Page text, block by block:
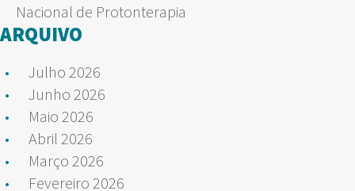
Nacional de Protonterapia
ARQUIVO
Julho 2026
Junho 2026
Maio 2026
Abril 2026
Março 2026
Fevereiro 2026